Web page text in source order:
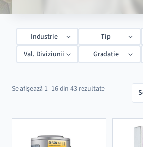
Industrie Tip
Val. Diviziunii
Gradatie
Se afișează 1–16 din 43 rezultate